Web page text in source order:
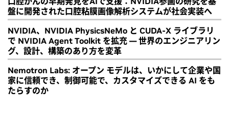
盤に開発された口腔粘膜画像解析システムが社会実装へ
NVIDIA、NVIDIA PhysicsNeMo と CUDA-X ライブラリ
で NVIDIA Agent Toolkit を拡充 ― 世界のエンジニアリン
グ、設計、構築のあり方を変革
Nemotron Labs: オープン モデルは、いかにして企業や国
家に信頼でき、制御可能で、カスタマイズできる AI をも
たらすのか